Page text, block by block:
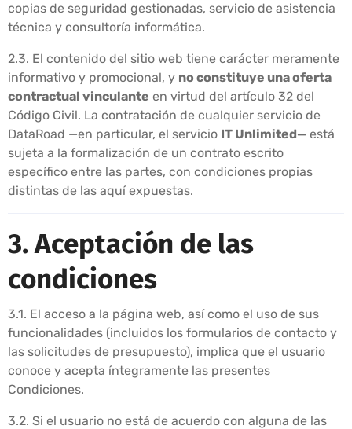
copias de seguridad gestionadas, servicio de asistencia
técnica y consultoría informática.
2.3. El contenido del sitio web tiene carácter meramente
informativo y promocional, y no constituye una oferta
contractual vinculante en virtud del artículo 32 del
Código Civil. La contratación de cualquier servicio de
DataRoad —en particular, el servicio IT Unlimited— está
sujeta a la formalización de un contrato escrito
específico entre las partes, con condiciones propias
distintas de las aquí expuestas.
3. Aceptación de las
condiciones
3.1. El acceso a la página web, así como el uso de sus
funcionalidades (incluidos los formularios de contacto y
las solicitudes de presupuesto), implica que el usuario
conoce y acepta íntegramente las presentes
Condiciones.
3.2. Si el usuario no está de acuerdo con alguna de las